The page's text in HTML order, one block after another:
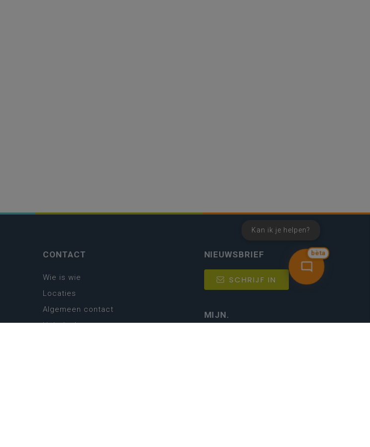
bèta
Kan ik je helpen?
CONTACT
Wie is wie
Locaties
Algemeen contact
Helpdesk
NIEUWSBRIEF
SCHRIJF IN
MIJN.